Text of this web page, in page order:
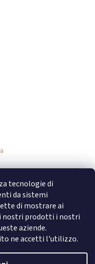
tecnologie di
da sistemi
di mostrare ai
nostri prodotti i nostri
aziende.
ne accetti l'utilizzo.
Facebook
Google